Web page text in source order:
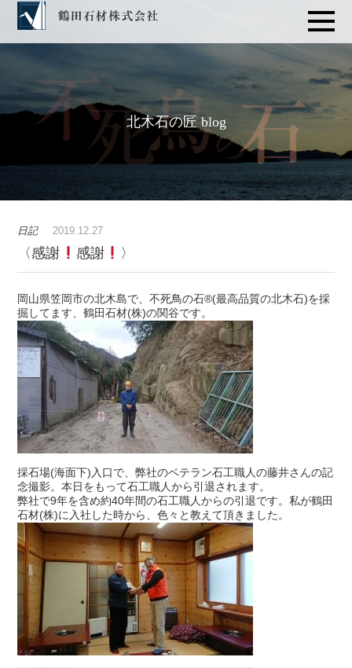
北木石の匠 blog
日記 2019.12.27
〈感謝 感謝 〉
岡山県笠岡市の北木島で、不死鳥の石®️(最高品質の北木石)を採
掘してます、鶴田石材(株)の関谷です。
採石場(海面下)入口で、弊社のベテラン石工職人の藤井さんの記
念撮影。本日をもって石工職人から引退されます。
弊社で9年を含め約40年間の石工職人からの引退です。私が鶴田
石材(株)に入社した時から、色々と教えて頂きました。